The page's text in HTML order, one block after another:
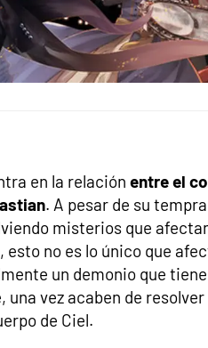
en la relación entre el
. A pesar de su
misterios que
esto no es lo único que
un demonio que
una vez acaben de
de Ciel.